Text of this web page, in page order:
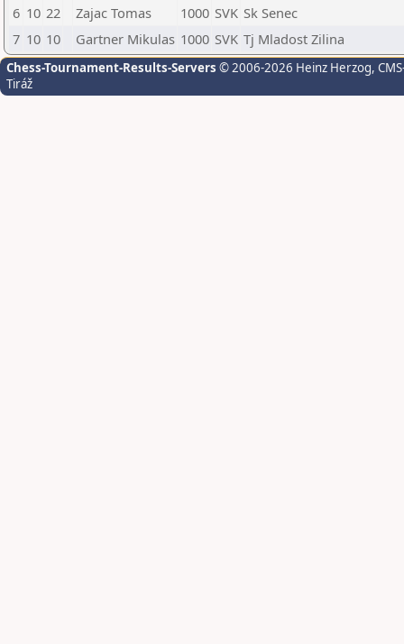
6 10 22 Zajac Tomas 1000 SVK Sk Senec
7 10 10 Gartner Mikulas 1000 SVK Tj Mladost Zilina
Chess-Tournament-Results-Servers © 2006-2026 Heinz Herzog,
Tiráž